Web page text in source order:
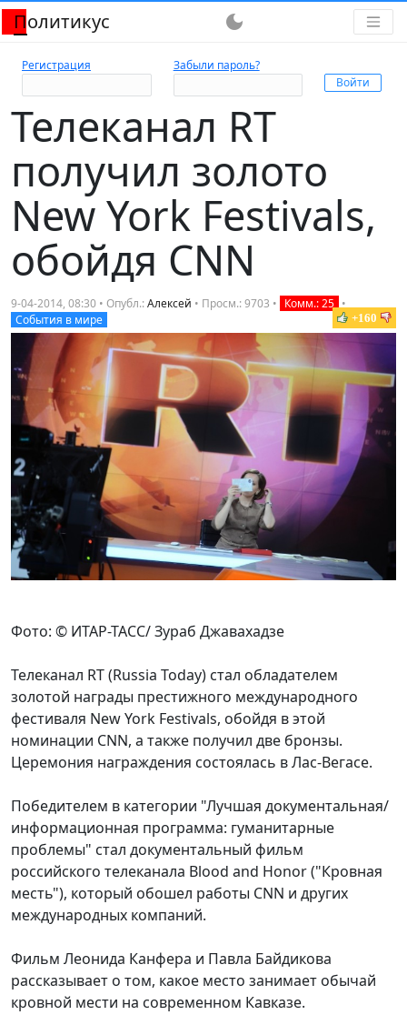
Политикус dark_mode
Регистрация Забыли пароль?
Телеканал RT
получил золото
New York Festivals,
обойдя CNN
9-04-2014, 08:30 • Опубл.:Алексей • Просм.: 9703 • Комм.: 25 •
События в мире
+160
Фото: © ИТАР-ТАСС/ Зураб Джавахадзе
Телеканал RT (Russia Today) стал обладателем
золотой награды престижного международного
фестиваля New York Festivals, обойдя в этой
номинации CNN, а также получил две бронзы.
Церемония награждения состоялась в Лас-Вегасе.
Победителем в категории "Лучшая документальная/
информационная программа: гуманитарные
проблемы" стал документальный фильм
российского телеканала Blood and Honor ("Кровная
месть"), который обошел работы CNN и других
международных компаний.
Фильм Леонида Канфера и Павла Байдикова
рассказывает о том, какое место занимает обычай
кровной мести на современном Кавказе.